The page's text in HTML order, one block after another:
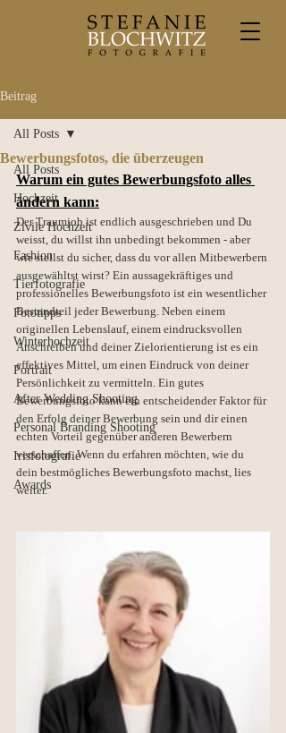
Beitrag
All Posts
Hochzeit
Zivile Hochzeit
Fashion
Tierfotografie
Fototipps
Winterhochzeit
Portrait
After Wedding Shooting
Personal Branding Shooting
Irisfotografie
Awards
All Posts
Bewerbungsfotos, die überzeugen
Warum ein gutes Bewerbungsfoto alles
ändern kann:
Der Traumjob ist endlich ausgeschrieben und Du
weisst, du willst ihn unbedingt bekommen - aber
wie stellst du sicher, dass du vor allen Mitbewerbern
ausgewähltst wirst? Ein aussagekräftiges und
professionelles Bewerbungsfoto ist ein wesentlicher
Bestandteil jeder Bewerbung. Neben einem
originellen Lebenslauf, einem eindrucksvollen
Anschreiben und deiner Zielorientierung ist es ein
effektives Mittel, um einen Eindruck von deiner
Persönlichkeit zu vermitteln. Ein gutes
Bewerbungsfoto kann ein entscheidender Faktor für
den Erfolg deiner Bewerbung sein und dir einen
echten Vorteil gegenüber anderen Bewerbern
verschaffen. Wenn du erfahren möchten, wie du
dein bestmögliches Bewerbungsfoto machst, lies
weiter.